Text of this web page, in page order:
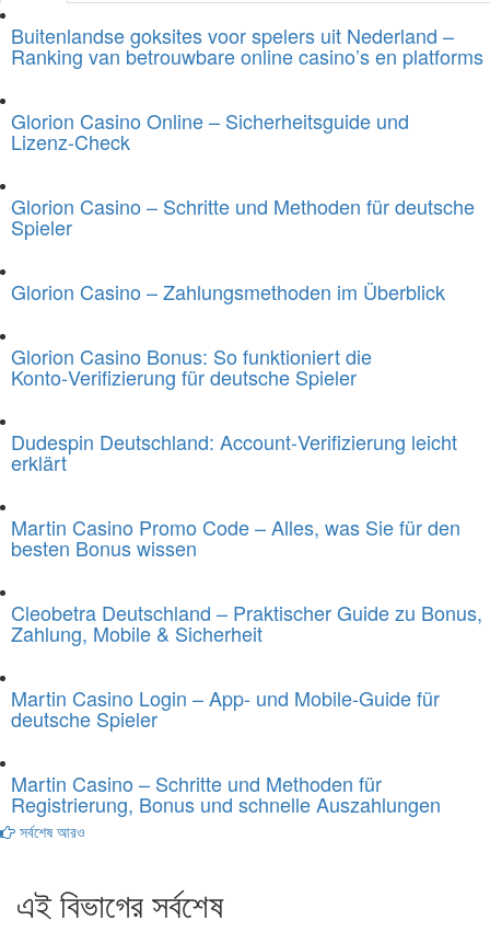
Buitenlandse goksites voor spelers uit Nederland –
Ranking van betrouwbare online casino’s en platforms
Glorion Casino Online – Sicherheitsguide und
Lizenz‑Check
Glorion Casino – Schritte und Methoden für deutsche
Spieler
Glorion Casino – Zahlungsmethoden im Überblick
Glorion Casino Bonus: So funktioniert die
Konto‑Verifizierung für deutsche Spieler
Dudespin Deutschland: Account‑Verifizierung leicht
erklärt
Martin Casino Promo Code – Alles, was Sie für den
besten Bonus wissen
Cleobetra Deutschland – Praktischer Guide zu Bonus,
Zahlung, Mobile & Sicherheit
Martin Casino Login – App- und Mobile-Guide für
deutsche Spieler
Martin Casino – Schritte und Methoden für
Registrierung, Bonus und schnelle Auszahlungen
সর্বশেষ আরও
এই বিভাগের সর্বশেষ